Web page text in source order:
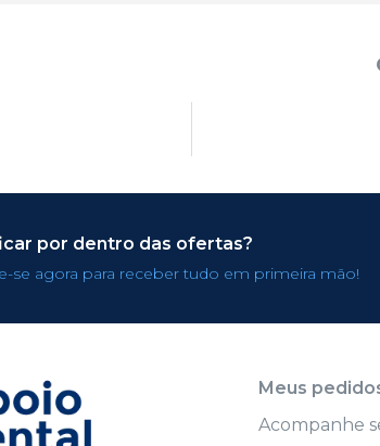
por dentro das ofertas?
se agora para receber tudo em primeira mão!
Meus
Acompanhe